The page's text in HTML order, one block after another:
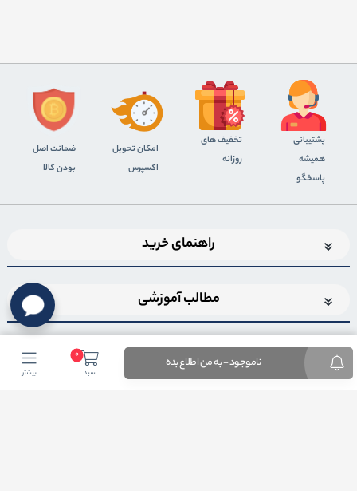
ناموجود - به من اطلاع بده 0
سبد بیشتر
پشتیبانی
همیشه
پاسخگو
تخفیف های
روزانه
اﻣﮑﺎن ﺗﺤﻮﯾﻞ
اﮐﺴﭙﺮس
ضمانت اصل
بودن کالا
راهنمای خرید
مطالب آموزشی